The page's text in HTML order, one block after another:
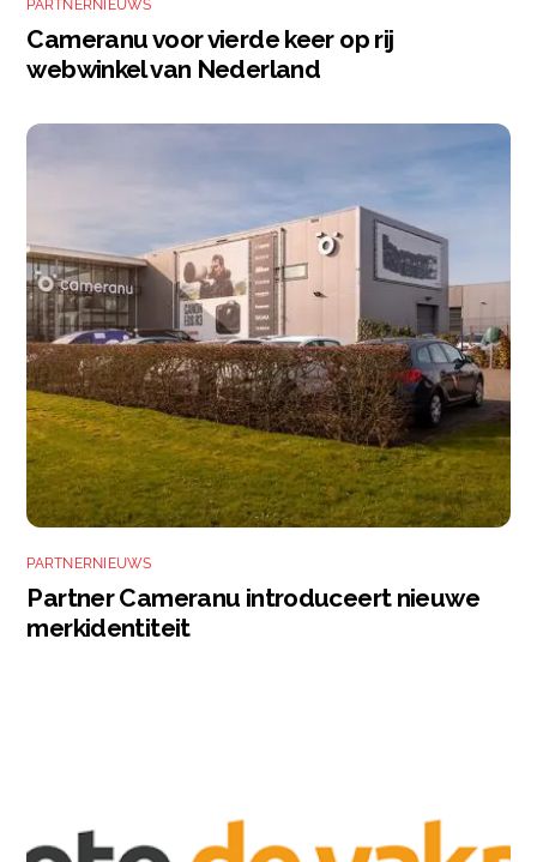
PARTNERNIEUWS
Cameranu voor vierde keer op rij
webwinkel van Nederland
PARTNERNIEUWS
Partner Cameranu introduceert nieuwe
merkidentiteit